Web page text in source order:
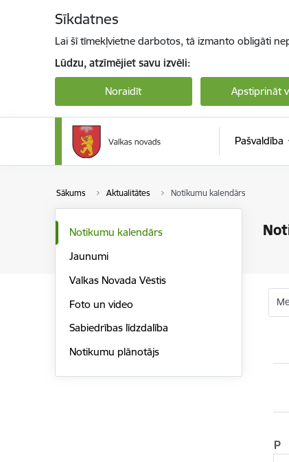
Sīkdatnes
Lai šī tīmekļvietne darbotos, tā izmanto obligāti
Lūdzu, atzīmējiet savu izvēli:
Noraidīt Apstiprināt
Pašvaldība
Sākums Aktualitātes Notikumu kalendārs
Notikumu kalendārs
Jaunumi
Valkas Novada Vēstis
Foto un video
Sabiedrības līdzdalība
Notikumu plānotājs
P